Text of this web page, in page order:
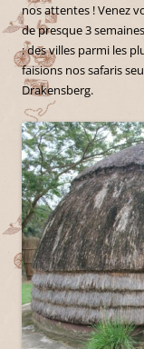
nos attentes ! Venez
de presque 3
: des villes parmi les
faisions nos safaris
Drakensberg.